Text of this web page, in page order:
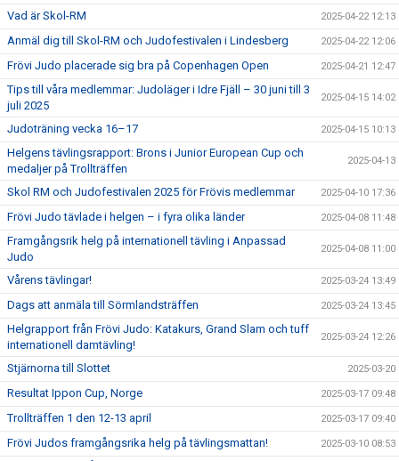
Vad är Skol-RM 2025-04-22 12:13
Anmäl dig till Skol-RM och Judofestivalen i Lindesberg 2025-04-22 12:06
Frövi Judo placerade sig bra på Copenhagen Open 2025-04-21 12:47
Tips till våra medlemmar: Judoläger i Idre Fjäll – 30 juni till 3
juli 2025
2025-04-15 14:02
Judoträning vecka 16–17 2025-04-15 10:13
Helgens tävlingsrapport: Brons i Junior European Cup och
medaljer på Trollträffen
2025-04-13
Skol RM och Judofestivalen 2025 för Frövis medlemmar 2025-04-10 17:36
Frövi Judo tävlade i helgen – i fyra olika länder 2025-04-08 11:48
Framgångsrik helg på internationell tävling i Anpassad
Judo
2025-04-08 11:00
Vårens tävlingar! 2025-03-24 13:49
Dags att anmäla till Sörmlandsträffen 2025-03-24 13:45
Helgrapport från Frövi Judo: Katakurs, Grand Slam och tuff
internationell damtävling!
2025-03-24 12:26
Stjärnorna till Slottet 2025-03-20
Resultat Ippon Cup, Norge 2025-03-17 09:48
Trollträffen 1 den 12-13 april 2025-03-17 09:40
Frövi Judos framgångsrika helg på tävlingsmattan! 2025-03-10 08:53